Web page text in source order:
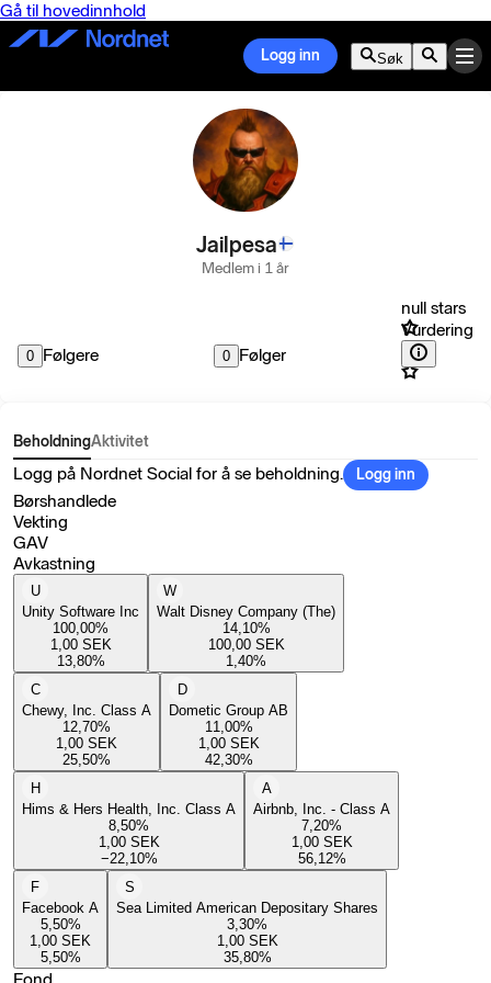
Gå til hovedinnhold
Logg inn Søk
Jailpesa
Medlem i 1 år
0 Følgere 0 Følger
null stars
Vurdering
BeholdningAktivitet
Logg på Nordnet Social for å se beholdning. Logg inn
Børshandlede
Vekting
GAV
Avkastning
U
Unity Software Inc
100,00%
1,00 SEK
13,80%
W
Walt Disney Company (The)
14,10%
100,00 SEK
1,40%
C
Chewy, Inc. Class A
12,70%
1,00 SEK
25,50%
D
Dometic Group AB
11,00%
1,00 SEK
42,30%
H
Hims & Hers Health, Inc. Class A
8,50%
1,00 SEK
−22,10%
A
Airbnb, Inc. - Class A
7,20%
1,00 SEK
56,12%
F
Facebook A
5,50%
1,00 SEK
5,50%
S
Sea Limited American Depositary Shares
3,30%
1,00 SEK
35,80%